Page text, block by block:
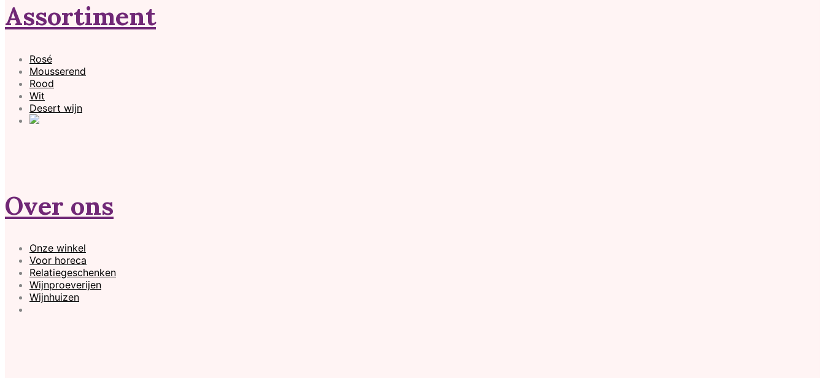
Assortiment
Rosé
Mousserend
Rood
Wit
Desert wijn
Over ons
Onze winkel
Voor horeca
Relatiegeschenken
Wijnproeverijen
Wijnhuizen